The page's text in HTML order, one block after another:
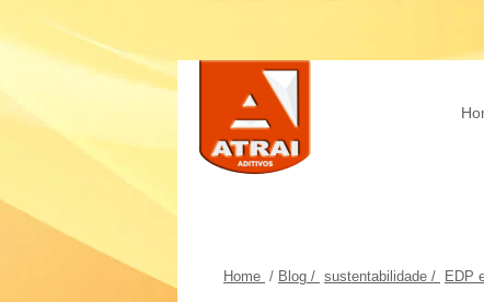
Home / Blog / sustentabilidade / EDP